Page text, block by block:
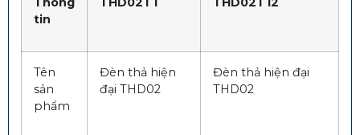
tin
Tên
sản
phẩm
Đèn thả hiện
đại THD02
Đèn thả hiện đại
THD02